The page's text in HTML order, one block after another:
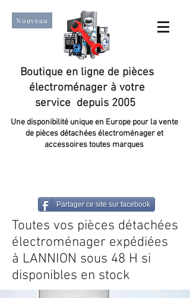
Nouveau
Boutique en ligne de pièces
électroménager à votre
service depuis 2005
Une disponibilité unique en Europe pour la vente
de pièces détachées électroménager et
accessoires toutes marques
Partager ce site sur facebook
Toutes vos pièces détachées
électroménager expédiées
à LANNION sous 48 H si
disponibles en stock